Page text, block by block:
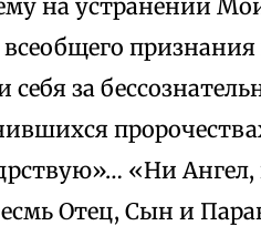
на устранении
признания
за
«Ни
Отец, Сын и